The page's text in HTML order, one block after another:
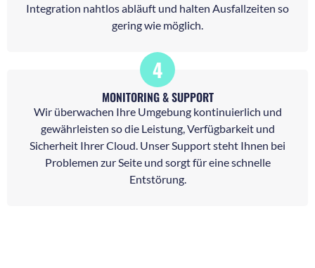
Integration nahtlos abläuft und halten Ausfallzeiten so
gering wie möglich.
4
MONITORING & SUPPORT
Wir überwachen Ihre Umgebung kontinuierlich und
gewährleisten so die Leistung, Verfügbarkeit und
Sicherheit Ihrer Cloud. Unser Support steht Ihnen bei
Problemen zur Seite und sorgt für eine schnelle
Entstörung.